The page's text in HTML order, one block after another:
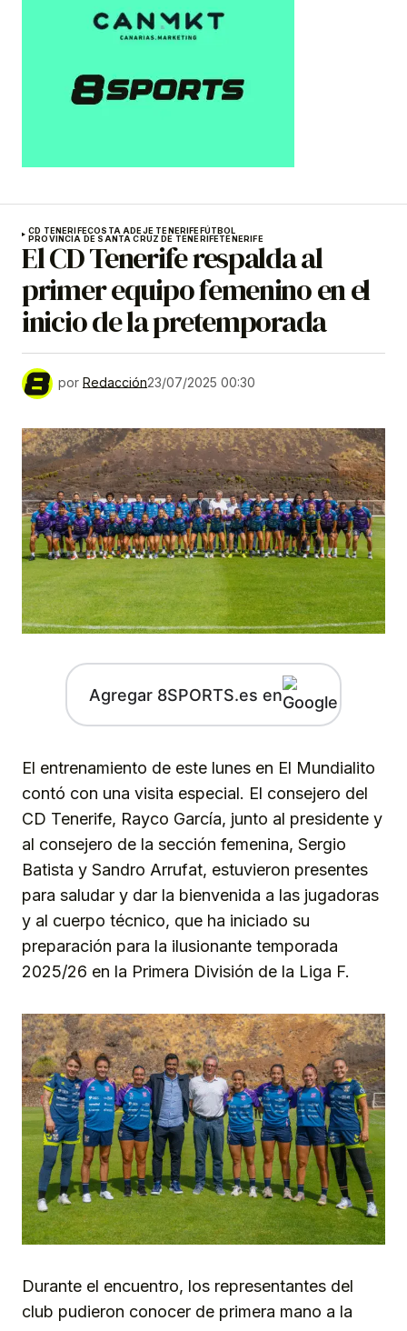
CD TENERIFECOSTA ADEJE TENERIFEFÚTBOL
PROVINCIA DE SANTA CRUZ DE TENERIFETENERIFE
El CD Tenerife respalda al
primer equipo femenino en el
inicio de la pretemporada
por Redacción23/07/2025 00:30
Agregar 8SPORTS.es en
El entrenamiento de este lunes en El Mundialito
contó con una visita especial. El consejero del
CD Tenerife, Rayco García, junto al presidente y
al consejero de la sección femenina, Sergio
Batista y Sandro Arrufat, estuvieron presentes
para saludar y dar la bienvenida a las jugadoras
y al cuerpo técnico, que ha iniciado su
preparación para la ilusionante temporada
2025/26 en la Primera División de la Liga F.
Durante el encuentro, los representantes del
club pudieron conocer de primera mano a la